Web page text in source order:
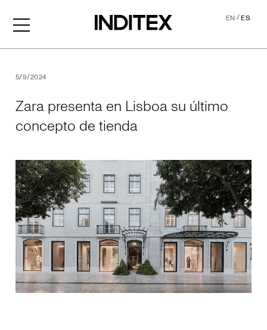
EN/ES
5/9/2024
Zara presenta en Lisboa su último
concepto de tienda